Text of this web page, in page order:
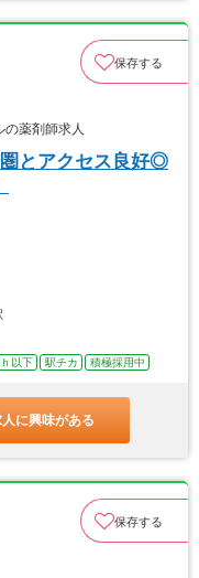
保存する
薬剤師求人
圏とアクセス良好◎
以下 駅チカ 積極採用中
に興味がある
保存する